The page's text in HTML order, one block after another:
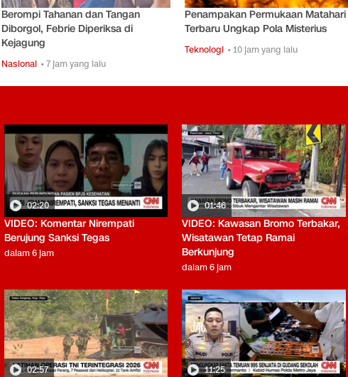
Berompi Tahanan dan Tangan
Diborgol, Febrie Diperiksa di
Kejagung
Nasional • 7 jam yang lalu
Penampakan Permukaan Matahari
Terbaru Ungkap Pola Misterius
Teknologi • 10 jam yang lalu
02:20
VIDEO: Komentar Nirempati
Berujung Sanksi Tegas
dalam 6 jam
01:46
VIDEO: Kawasan Bromo Terbakar,
Wisatawan Tetap Ramai
Berkunjung
dalam 6 jam
02:57 11:25